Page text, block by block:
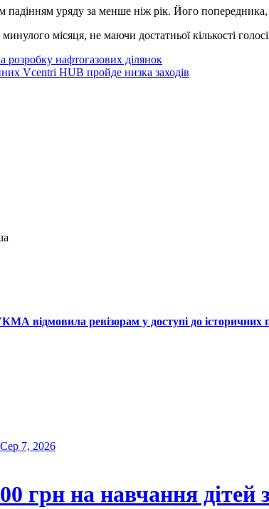
падінням уряду за менше ніж рік. Його
місяця, не маючи достатньої кількості
нафтогазових ділянок
Vcentri HUB пройде низка заходів
відмовила ревізорам у доступі до історичних
Сер 7, 2026
грн на навчання дітей